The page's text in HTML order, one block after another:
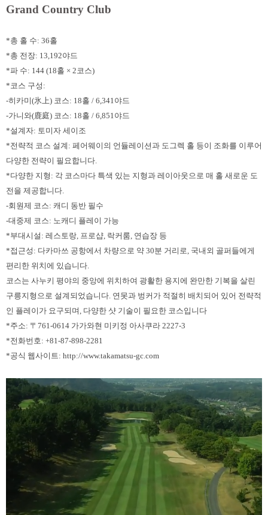
Grand Country Club
*총 홀 수: 36홀
*총 전장: 13,192야드
*파 수: 144 (18홀 × 2코스)
*코스 구성:
-히카미(氷上) 코스: 18홀 / 6,341야드
-가니와(鹿庭) 코스: 18홀 / 6,851야드
*설계자: 토미자 세이조
*전략적 코스 설계: 페어웨이의 언듈레이션과 도그렉 홀 등이 조화를 이루어
다양한 전략이 필요합니다.
*다양한 지형: 각 코스마다 특색 있는 지형과 레이아웃으로 매 홀 새로운 도
전을 제공합니다.
-회원제 코스: 캐디 동반 필수
-대중제 코스: 노캐디 플레이 가능
*부대시설: 레스토랑, 프로샵, 락커룸, 연습장 등
*접근성: 다카마쓰 공항에서 차량으로 약 30분 거리로, 국내외 골퍼들에게
편리한 위치에 있습니다.
코스는 사누키 평야의 중앙에 위치하여 광활한 용지에 완만한 기복을 살린
구릉지형으로 설계되었습니다. 연못과 벙커가 적절히 배치되어 있어 전략적
인 플레이가 요구되며, 다양한 샷 기술이 필요한 코스입니다
*주소: 〒761-0614 가가와현 미키정 아사쿠라 2227-3
*전화번호: +81-87-898-2281
*공식 웹사이트: http://www.takamatsu-gc.com